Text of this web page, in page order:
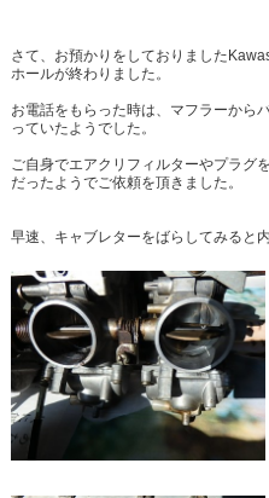
さて、お預かりをしておりました
ホールが終わりました。
お電話をもらった時は、マフラーから
っていたようでした。
ご自身でエアクリフィルターやプラグ
だったようでご依頼を頂きました。
早速、キャブレターをばらしてみると